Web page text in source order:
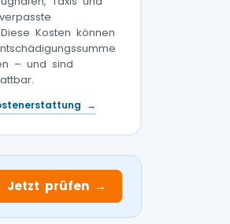
Kosten können
– und sind
→
Jetzt prüfen →